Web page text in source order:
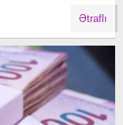
Ətraflı